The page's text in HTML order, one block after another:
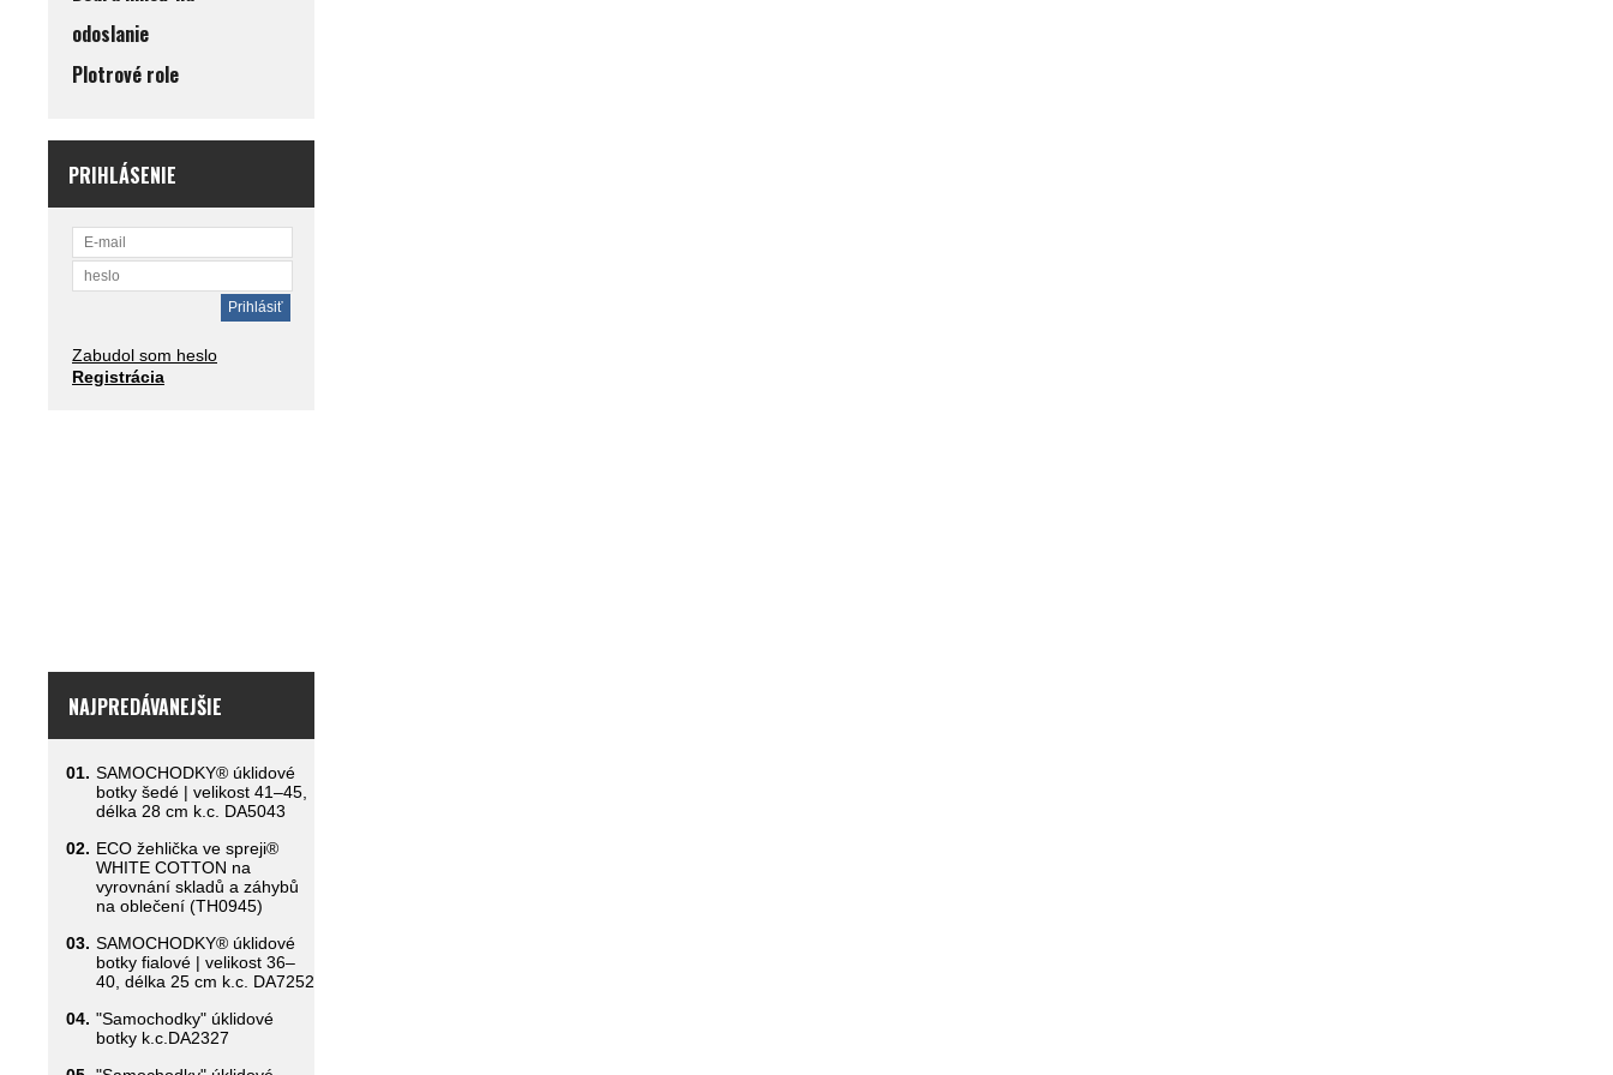
odoslanie
Plotrové role
PRIHLÁSENIE
Zabudol som heslo
Registrácia
NAJPREDÁVANEJŠIE
01. SAMOCHODKY® úklidové
botky šedé | velikost 41–45,
délka 28 cm k.c. DA5043
02. ECO žehlička ve spreji®
WHITE COTTON na
vyrovnání skladů a záhybů
na oblečení (TH0945)
03. SAMOCHODKY® úklidové
botky fialové | velikost 36–
40, délka 25 cm k.c. DA7252
04. "Samochodky" úklidové
botky k.c.DA2327